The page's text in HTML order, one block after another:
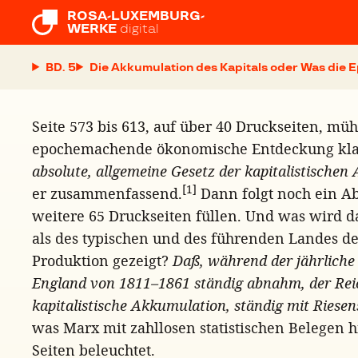
ROSA-LUXEMBURG-
WERKE digital
BD. 5 Die Akkumulation des Kapitals oder Was die
Seite 573 bis 613, auf über 40 Druckseiten,
epochemachende ökonomische Entdeckung
absolute, allgemeine Gesetz der kapitalistischen
er zusammenfassend.[1] Dann folgt noch ein
weitere 65 Druckseiten füllen. Und was wird
als des typischen und des führenden Landes
Produktion gezeigt?Daß, während der
England von 1811–1861 ständig abnahm, der
kapitalistische Akkumulation, ständig mit
was Marx mit zahllosen statistischen Belegen
Seiten beleuchtet.